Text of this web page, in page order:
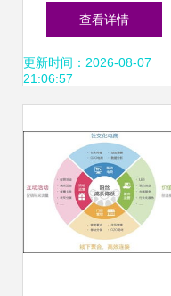
务赢得信赖——探
索广东立创检测技
核心价值
查看详情
更新时间：2026-08-07
21:06:57